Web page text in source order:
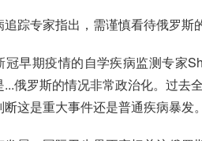
追踪专家指出，需谨慎看待俄罗斯
冠早期疫情的自学疾病监测专家
...俄罗斯的情况非常政治化。过去
断这是重大事件还是普通疾病暴发